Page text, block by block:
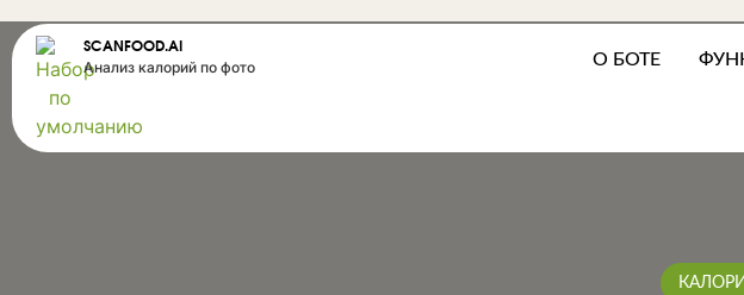
SCANFOOD.AI
Анализ калорий по фото
О БОТЕ